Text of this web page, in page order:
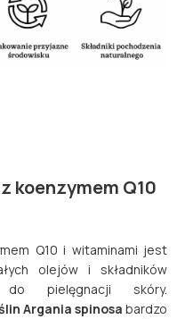
koenzymem Q10
Q10 i witaminami jest
olejów i składników
do pielęgnacji skóry.
Argania spinosabardzo